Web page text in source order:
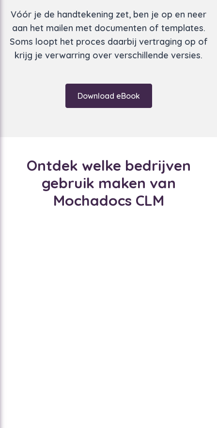
Vóór je de handtekening zet, ben je op en neer
aan het mailen met documenten of templates.
Soms loopt het proces daarbij vertraging op of
krijg je verwarring over verschillende versies.
Download eBook
Ontdek welke bedrijven
gebruik maken van
Mochadocs CLM